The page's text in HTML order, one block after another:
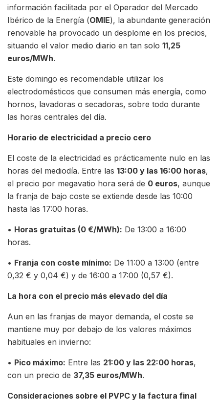
información facilitada por el Operador del Mercado
Ibérico de la Energía (OMIE), la abundante generación
renovable ha provocado un desplome en los precios,
situando el valor medio diario en tan solo 11,25
euros/MWh.
Este domingo es recomendable utilizar los
electrodomésticos que consumen más energía, como
hornos, lavadoras o secadoras, sobre todo durante
las horas centrales del día.
Horario de electricidad a precio cero
El coste de la electricidad es prácticamente nulo en las
horas del mediodía. Entre las 13:00 y las 16:00 horas,
el precio por megavatio hora será de 0 euros, aunque
la franja de bajo coste se extiende desde las 10:00
hasta las 17:00 horas.
• Horas gratuitas (0 €/MWh): De 13:00 a 16:00
horas.
• Franja con coste mínimo: De 11:00 a 13:00 (entre
0,32 € y 0,04 €) y de 16:00 a 17:00 (0,57 €).
La hora con el precio más elevado del día
Aun en las franjas de mayor demanda, el coste se
mantiene muy por debajo de los valores máximos
habituales en invierno:
• Pico máximo: Entre las 21:00 y las 22:00 horas,
con un precio de 37,35 euros/MWh.
Consideraciones sobre el PVPC y la factura final